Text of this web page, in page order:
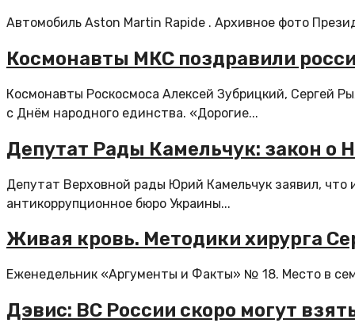
Автомобиль Aston Martin Rapide . Архивное фото
Космонавты МКС поздравили
Космонавты Роскосмоса Алексей Зубрицкий, Сергей
с Днём народного единства. «Дорогие...
Депутат Рады Камельчук: закон о
Депутат Верховной рады Юрий Камельчук заявил,
антикоррупционное бюро Украины...
Живая кровь. Методики хирурга
Еженедельник «Аргументы и Факты» № 18. Место в
Дэвис: ВС России скоро могут